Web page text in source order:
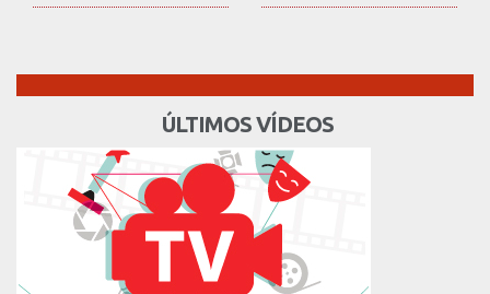
ÚLTIMOS VÍDEOS